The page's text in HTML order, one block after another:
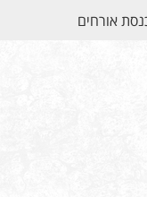
אורחים